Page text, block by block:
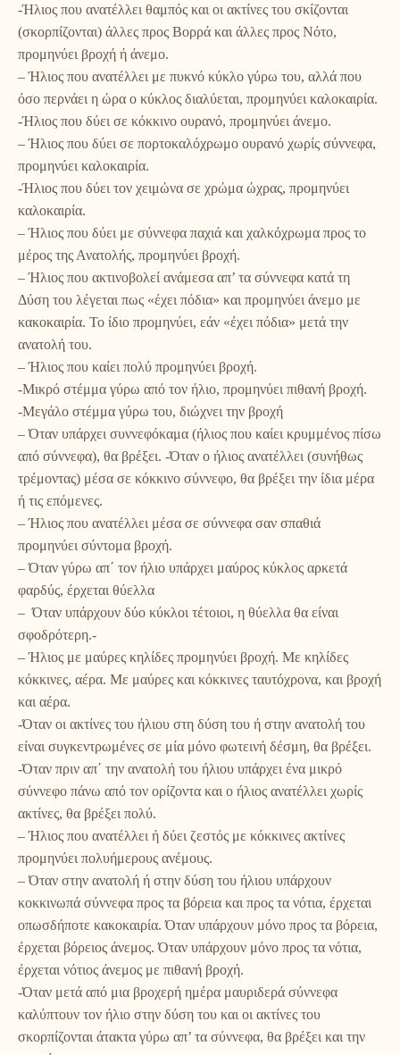
-Ήλιος που ανατέλλει θαμπός και οι ακτίνες του σκίζονται
(σκορπίζονται) άλλες προς Βορρά και άλλες προς Νότο,
προμηνύει βροχή ή άνεμο.
– Ήλιος που ανατέλλει με πυκνό κύκλο γύρω του, αλλά που
όσο περνάει η ώρα ο κύκλος διαλύεται, προμηνύει καλοκαιρία.
-Ήλιος που δύει σε κόκκινο ουρανό, προμηνύει άνεμο.
– Ήλιος που δύει σε πορτοκαλόχρωμο ουρανό χωρίς σύννεφα,
προμηνύει καλοκαιρία.
-Ήλιος που δύει τον χειμώνα σε χρώμα ώχρας, προμηνύει
καλοκαιρία.
– Ήλιος που δύει με σύννεφα παχιά και χαλκόχρωμα προς το
μέρος της Ανατολής, προμηνύει βροχή.
– Ήλιος που ακτινοβολεί ανάμεσα απ’ τα σύννεφα κατά τη
Δύση του λέγεται πως «έχει πόδια» και προμηνύει άνεμο με
κακοκαιρία. Το ίδιο προμηνύει, εάν «έχει πόδια» μετά την
ανατολή του.
– Ήλιος που καίει πολύ προμηνύει βροχή.
-Μικρό στέμμα γύρω από τον ήλιο, προμηνύει πιθανή βροχή.
-Μεγάλο στέμμα γύρω του, διώχνει την βροχή
– Όταν υπάρχει συννεφόκαμα (ήλιος που καίει κρυμμένος πίσω
από σύννεφα), θα βρέξει. -Όταν ο ήλιος ανατέλλει (συνήθως
τρέμοντας) μέσα σε κόκκινο σύννεφο, θα βρέξει την ίδια μέρα
ή τις επόμενες.
– Ήλιος που ανατέλλει μέσα σε σύννεφα σαν σπαθιά
προμηνύει σύντομα βροχή.
– Όταν γύρω απ΄ τον ήλιο υπάρχει μαύρος κύκλος αρκετά
φαρδύς, έρχεται θύελλα
– Όταν υπάρχουν δύο κύκλοι τέτοιοι, η θύελλα θα είναι
σφοδρότερη.-
– Ήλιος με μαύρες κηλίδες προμηνύει βροχή. Με κηλίδες
κόκκινες, αέρα. Με μαύρες και κόκκινες ταυτόχρονα, και βροχή
και αέρα.
-Όταν οι ακτίνες του ήλιου στη δύση του ή στην ανατολή του
είναι συγκεντρωμένες σε μία μόνο φωτεινή δέσμη, θα βρέξει.
-Όταν πριν απ΄ την ανατολή του ήλιου υπάρχει ένα μικρό
σύννεφο πάνω από τον ορίζοντα και ο ήλιος ανατέλλει χωρίς
ακτίνες, θα βρέξει πολύ.
– Ήλιος που ανατέλλει ή δύει ζεστός με κόκκινες ακτίνες
προμηνύει πολυήμερους ανέμους.
– Όταν στην ανατολή ή στην δύση του ήλιου υπάρχουν
κοκκινωπά σύννεφα προς τα βόρεια και προς τα νότια, έρχεται
οπωσδήποτε κακοκαιρία. Όταν υπάρχουν μόνο προς τα βόρεια,
έρχεται βόρειος άνεμος. Όταν υπάρχουν μόνο προς τα νότια,
έρχεται νότιος άνεμος με πιθανή βροχή.
-Όταν μετά από μια βροχερή ημέρα μαυριδερά σύννεφα
καλύπτουν τον ήλιο στην δύση του και οι ακτίνες του
σκορπίζονται άτακτα γύρω απ’ τα σύννεφα, θα βρέξει και την